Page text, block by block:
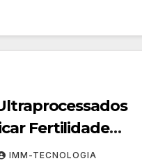
Fertilidade
da Gravidez
IMM-TECNOLOGIA